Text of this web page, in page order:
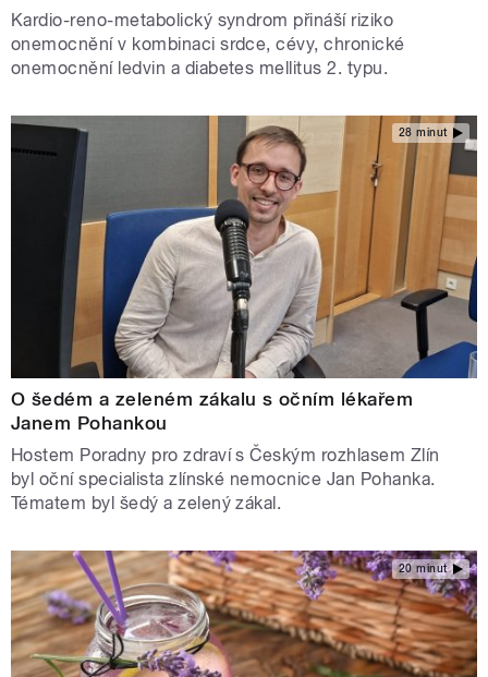
Kardio-reno-metabolický syndrom přináší riziko
onemocnění v kombinaci srdce, cévy, chronické
onemocnění ledvin a diabetes mellitus 2. typu.
28 minut
O šedém a zeleném zákalu s očním lékařem
Janem Pohankou
Hostem Poradny pro zdraví s Českým rozhlasem Zlín
byl oční specialista zlínské nemocnice Jan Pohanka.
Tématem byl šedý a zelený zákal.
20 minut